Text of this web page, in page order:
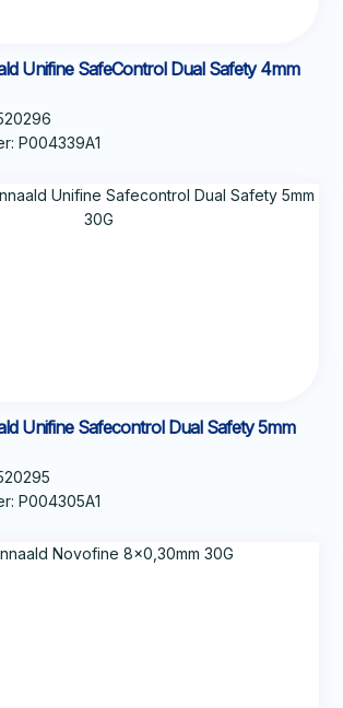
Unifine SafeControl Dual Safety 4mm
P004339A1
Unifine Safecontrol Dual Safety 5mm
P004305A1